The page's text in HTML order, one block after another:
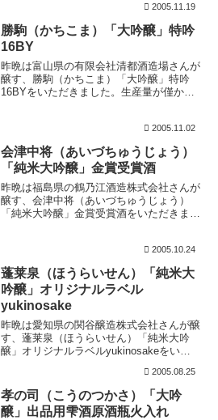
2005.11.19
勝駒（かちこま）「大吟醸」特吟
16BY
昨晩は富山県の有限会社清都酒造場さんが
醸す、勝駒（かちこま）「大吟醸」特吟
16BYをいただきました。生産量が僅かな
う、こっぽり（沢山）とはできません。造
り手、僅か五人...
2005.11.02
会津中将（あいづちゅうじょう）
「純米大吟醸」金賞受賞酒
昨晩は福島県の鶴乃江酒造株式会社さんが
醸す、会津中将（あいづちゅうじょう）
「純米大吟醸」金賞受賞酒をいただきまし
い寄せられると、ゆりさんが試飲販売に来
ていました。ラ...
2005.10.24
蓬莱泉（ほうらいせん）「純米大
吟醸」オリジナルラベル
yukinosake
昨晩は愛知県の関谷醸造株式会社さんが醸
す、蓬莱泉（ほうらいせん）「純米大吟
醸」オリジナルラベルyukinosakeをいた
ニューアル記念のイベント企画で、自分で
デザインしたラベルのお酒を購入できまし
た。（...
2005.08.25
孝の司（こうのつかさ）「大吟
醸」出品用雫酒原酒瓶火入れ